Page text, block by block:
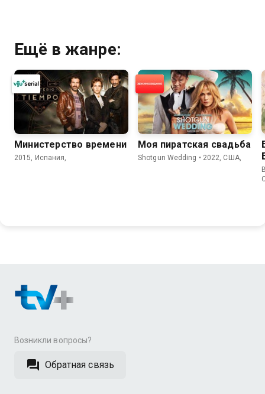
Ещё в жанре:
Министерство времени
2015, Испания,
Моя пиратская свадьба
Shotgun Wedding • 2022, США,
Возникли вопросы?
Обратная связь